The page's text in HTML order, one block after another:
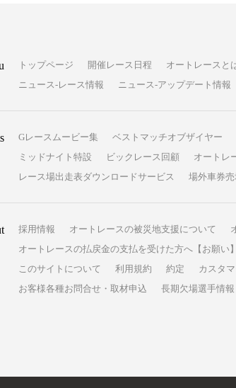
トップページ 開催レース日程 オートレースと
ニュース-レース情報
ニュース-アップデート情報
Gレースムービー集 ベストマッチオブザイヤー
ミッドナイト特設
ビックレース回顧 オートレ
レース場出走表ダウンロードサービス
場外車券
採用情報 オートレースの被災地支援について
オートレースの払戻金の支払を受けた方へ【お願い】
このサイトについて
利用規約 約定 カスタ
お客様各種お問合せ・取材申込
長期欠場選手情報